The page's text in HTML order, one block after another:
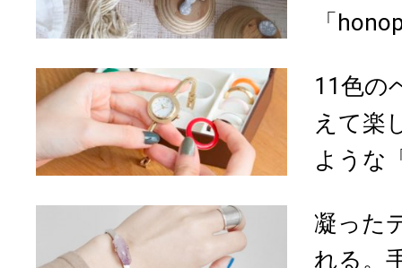
「
11色の
えて楽
ような
凝った
れる。